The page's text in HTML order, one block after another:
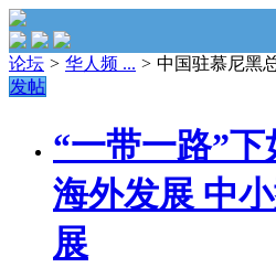
论坛 > 华人频 ... > 中国驻慕尼黑
发帖
“一带一路”
海外发展 中
展